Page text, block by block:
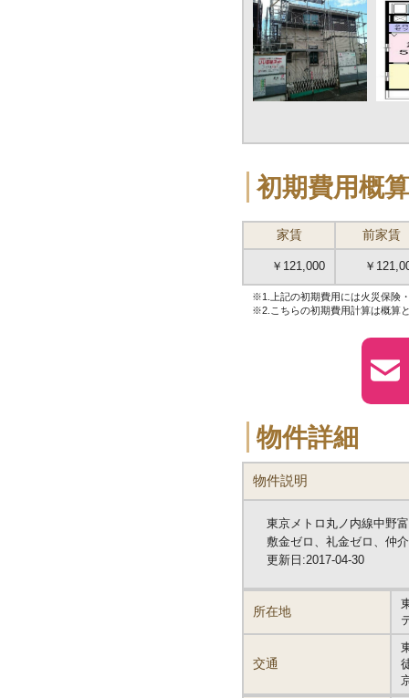
初期費用概算
家賃 前家賃
￥121,000 ￥
※1.上記の初期費用には火災保険
※2.こちらの初期費用計算は概算
物件詳細
物件説明
東京メトロ丸ノ内線中野
敷金ゼロ、礼金ゼロ、仲
更新日:2017-04-30
所在地
交通